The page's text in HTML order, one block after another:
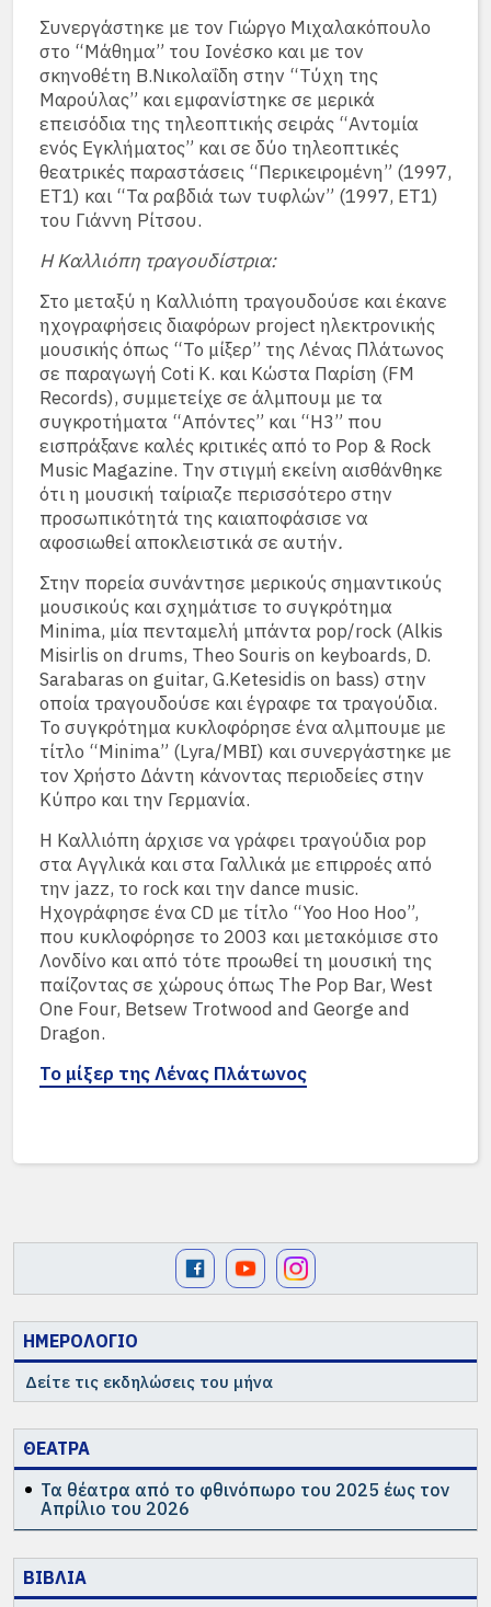
ΗΜΕΡΟΛΟΓΙΟ
Δείτε τις εκδηλώσεις του μήνα
ΘΕΑΤΡΑ
Τα θέατρα από το φθινόπωρο του 2025 έως τον
Απρίλιο του 2026
ΒΙΒΛΙΑ
Συνεργάστηκε με τον Γιώργο Μιχαλακόπουλο
στο “Μάθημα” του Ιονέσκο και με τον
σκηνοθέτη Β.Νικολαΐδη στην “Τύχη της
Μαρούλας” και εμφανίστηκε σε μερικά
επεισόδια της τηλεοπτικής σειράς “Αντομία
ενός Εγκλήματος” και σε δύο τηλεοπτικές
θεατρικές παραστάσεις “Περικειρομένη” (1997,
ΕΤ1) και “Τα ραβδιά των τυφλών” (1997, ΕΤ1)
του Γιάννη Ρίτσου.
Η Καλλιόπη τραγουδίστρια:
Στο μεταξύ η Καλλιόπη τραγουδούσε και έκανε
ηχογραφήσεις διαφόρων project ηλεκτρονικής
μουσικής όπως “Το μίξερ” της Λένας Πλάτωνος
σε παραγωγή Coti K. και Κώστα Παρίση (FM
Records), συμμετείχε σε άλμπουμ με τα
συγκροτήματα “Απόντες” και “H3” που
εισπράξανε καλές κριτικές από το Pop & Rock
Music Magazine. Την στιγμή εκείνη αισθάνθηκε
ότι η μουσική ταίριαζε περισσότερο στην
προσωπικότητά της καιαποφάσισε να
αφοσιωθεί αποκλειστικά σε αυτήν.
Στην πορεία συνάντησε μερικούς σημαντικούς
μουσικούς και σχημάτισε το συγκρότημα
Minima, μία πενταμελή μπάντα pop/rock (Alkis
Misirlis on drums, Theo Souris on keyboards, D.
Sarabaras on guitar, G.Ketesidis on bass) στην
οποία τραγουδούσε και έγραφε τα τραγούδια.
Το συγκρότημα κυκλοφόρησε ένα αλμπουμε με
τίτλο “Minima” (Lyra/MBI) και συνεργάστηκε με
τον Χρήστο Δάντη κάνοντας περιοδείες στην
Κύπρο και την Γερμανία.
Η Καλλιόπη άρχισε να γράφει τραγούδια pop
στα Αγγλικά και στα Γαλλικά με επιρροές από
την jazz, το rock και την dance music.
Ηχογράφησε ένα CD με τίτλο “Yoo Hoo Hoo”,
που κυκλοφόρησε το 2003 και μετακόμισε στο
Λονδίνο και από τότε προωθεί τη μουσική της
παίζοντας σε χώρους όπως The Pop Bar, West
One Four, Betsew Trotwood and George and
Dragon.
Το μίξερ της Λένας Πλάτωνος